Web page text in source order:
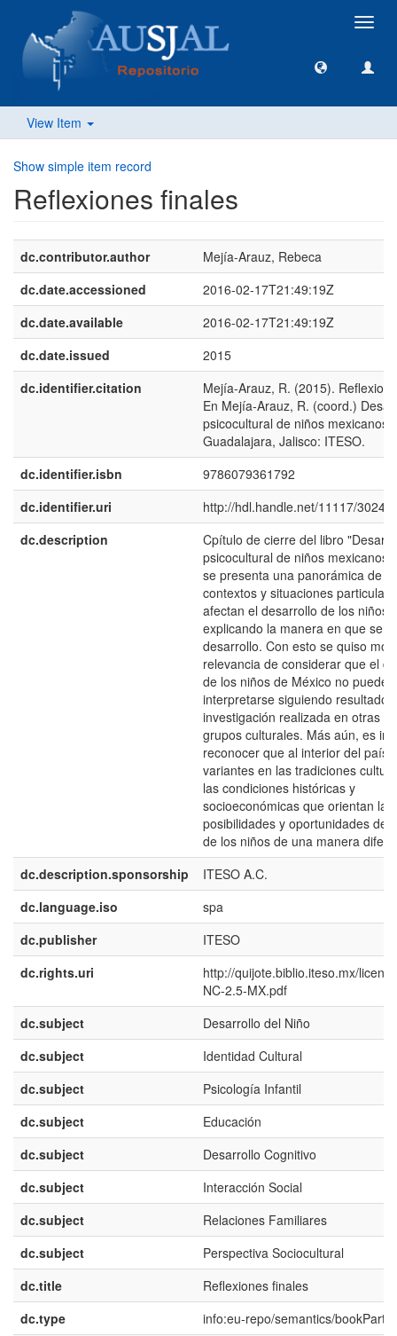
View Item
Show simple item record
Reflexiones finales
dc.contributor.author
Mejía-Arauz, Rebeca
dc.date.accessioned
2016-02-17T21:49:19Z
dc.date.available
2016-02-17T21:49:19Z
dc.date.issued
2015
dc.identifier.citation
Mejía-Arauz, R. (2015).
En Mejía-Arauz, R. (coord.)
psicocultural de niños mexicanos.
Guadalajara, Jalisco: ITESO.
dc.identifier.isbn
9786079361792
dc.identifier.uri
http://hdl.handle.net/11117/3024
dc.description
Cpítulo de cierre del libro
psicocultural de niños mexicanos"
se presenta una panorámica de
contextos y situaciones
afectan el desarrollo de los niños,
explicando la manera en que se
desarrollo. Con esto se quiso
relevancia de considerar que el
de los niños de México no puede
interpretarse siguiendo
investigación realizada en otras
grupos culturales. Más aún, es
reconocer que al interior del país
variantes en las tradiciones
las condiciones históricas y
socioeconómicas que orientan las
posibilidades y oportunidades de
de los niños de una manera
dc.description.sponsorship
ITESO A.C.
dc.language.iso
spa
dc.publisher
ITESO
dc.rights.uri
http://quijote.biblio.iteso.mx/
NC-2.5-MX.pdf
dc.subject
Desarrollo del Niño
dc.subject
Identidad Cultural
dc.subject
Psicología Infantil
dc.subject
Educación
dc.subject
Desarrollo Cognitivo
dc.subject
Interacción Social
dc.subject
Relaciones Familiares
dc.subject
Perspectiva Sociocultural
dc.title
Reflexiones finales
dc.type
info:eu-repo/semantics/bookPart